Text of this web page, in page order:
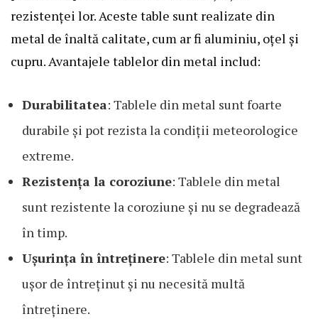
rezistenței lor. Aceste table sunt realizate din
metal de înaltă calitate, cum ar fi aluminiu, oțel și
cupru. Avantajele tablelor din metal includ:
Durabilitatea: Tablele din metal sunt foarte
durabile și pot rezista la condiții meteorologice
extreme.
Rezistența la coroziune: Tablele din metal
sunt rezistente la coroziune și nu se degradează
în timp.
Ușurința în întreținere: Tablele din metal sunt
ușor de întreținut și nu necesită multă
întreținere.